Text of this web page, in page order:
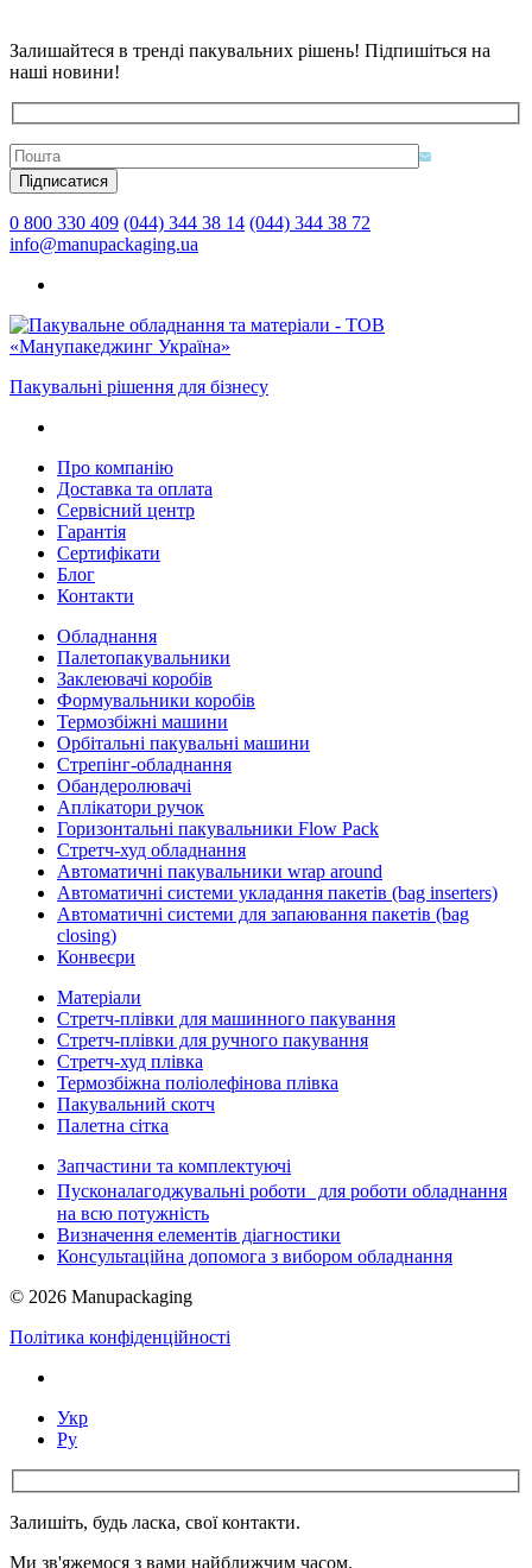
Залишайтеся в тренді пакувальних рішень! Підпишіться на
наші новини!
0 800 330 409 (044) 344 38 14 (044) 344 38 72
info@manupackaging.ua
Пакувальні рішення для бізнесу
Про компанію
Доставка та оплата
Сервісний центр
Гарантія
Сертифікати
Блог
Контакти
Обладнання
Палетопакувальники
Заклеювачі коробів
Формувальники коробів
Термозбіжні машини
Орбітальні пакувальні машини
Стрепінг-обладнання
Обандеролювачі
Аплікатори ручок
Горизонтальні пакувальники Flow Pack
Стретч-худ обладнання
Автоматичні пакувальники wrap around
Автоматичні системи укладання пакетів (bag inserters)
Автоматичні системи для запаювання пакетів (bag
closing)
Конвеєри
Матеріали
Стретч-плівки для машинного пакування
Стретч-плівки для ручного пакування
Стретч-худ плівка
Термозбіжна поліолефінова плівка
Пакувальний скотч
Палетна сітка
Запчастини та комплектуючі
Пусконалагоджувальні роботи для роботи обладнання
на всю потужність
Визначення елементів діагностики
Консультаційна допомога з вибором обладнання
© 2026 Manupackaging
Політика конфіденційності
Укр
Ру
Залишіть, будь ласка, свої контакти.
Ми зв'яжемося з вами найближчим часом.